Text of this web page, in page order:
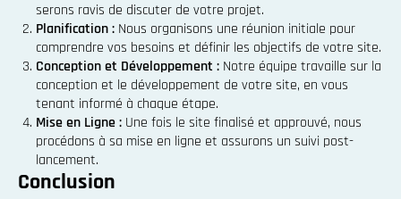
serons ravis de discuter de votre projet.
Planification : Nous organisons une réunion initiale pour
comprendre vos besoins et définir les objectifs de votre site.
Conception et Développement : Notre équipe travaille sur la
conception et le développement de votre site, en vous
tenant informé à chaque étape.
Mise en Ligne : Une fois le site finalisé et approuvé, nous
procédons à sa mise en ligne et assurons un suivi post-
lancement.
Conclusion